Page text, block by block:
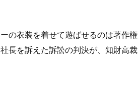
の衣装を着せて遊ばせるのは著作権
長を訴えた訴訟の判決が、知財高裁